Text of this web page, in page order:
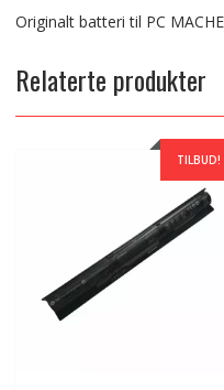
Originalt batteri til PC
Relaterte produkter
TILBUD!